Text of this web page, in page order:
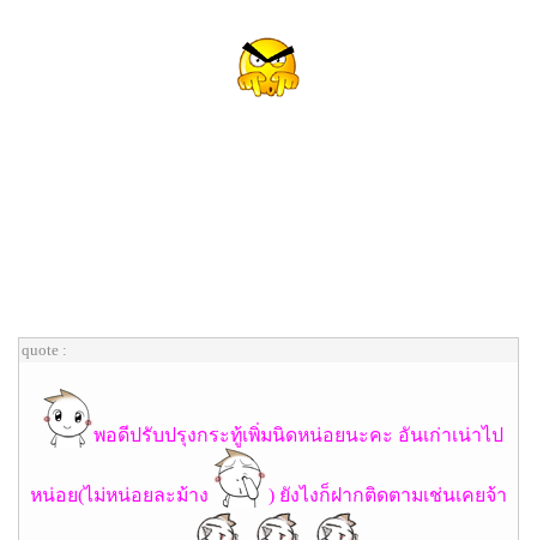
quote :
พอดีปรับปรุงกระทู้เพิ่มนิดหน่อยนะคะ อันเก่าเน่าไป
หน่อย(ไม่หน่อยละม้าง ) ยังไงก็ฝากติดตามเช่นเคยจ้า